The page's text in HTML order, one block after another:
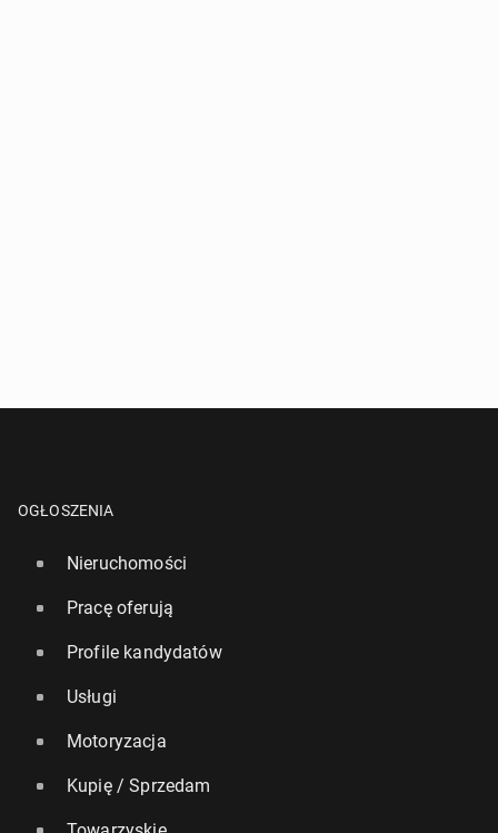
OGŁOSZENIA
Nieruchomości
Pracę oferują
Profile kandydatów
Usługi
Motoryzacja
Kupię / Sprzedam